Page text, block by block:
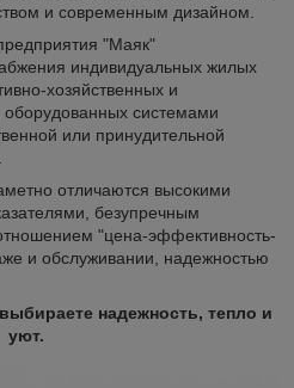
и современным дизайном.
"Маяк"
индивидуальных жилых
хозяйственных и
оборудованных системами
или принудительной
отличаются высокими
безупречным
"цена-эффективность-
и обслуживании, надежностью
надежность, тепло и
уют.